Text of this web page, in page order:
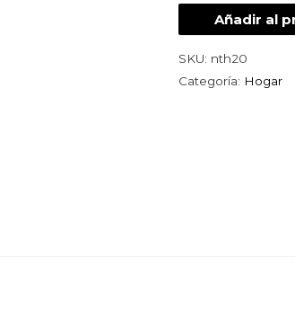
Añadir al
SKU: nth20
Categoría: Hogar